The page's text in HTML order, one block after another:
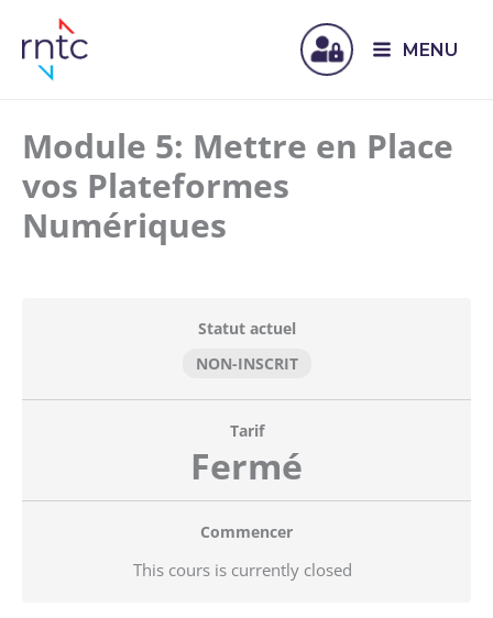
MENU
Module 5: Mettre en Place
vos Plateformes
Numériques
Statut actuel
NON-INSCRIT
Tarif
Fermé
Commencer
This cours is currently closed